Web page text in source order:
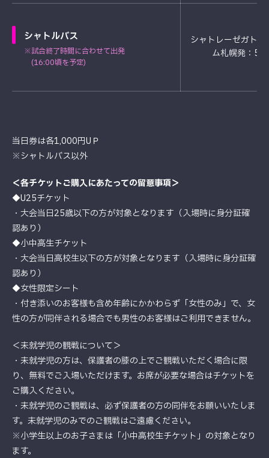
シャトルバス
※試合終了時間に合わせて出発
(16:00頃を予定)
シャトレーゼガトー
ム札幌発：
当日券は各1,000円UＰ
※シャトルバス以外
＜各チケットご購入にあたっての留意事項＞
◆U25チケット
・大会当日25歳以下の方が対象となります（入場時に身分証確
認あり）
◆小中高生チケット
・大会当日高校生以下の方が対象となります（入場時に身分証確
認あり）
◆女性限定シート
・付き添いのお客様も含め年齢にかかわらず「女性のみ」で、女
性の方が同伴される場合でも男性のお客様はご利用できません。
＜未就学児の観戦について＞
・未就学児の方は、保護者の膝の上でご観戦いただく場合に限
り、無料でご入場いただけます。お席が必要な場合はチケットを
ご購入ください。
・未就学児のご観戦は、必ず保護者の方の同伴をお願いいたしま
す。未就学児のみでのご観戦はご遠慮ください。
※小学生以上のお子さまは「小中高校生チケット」の対象となり
ます。